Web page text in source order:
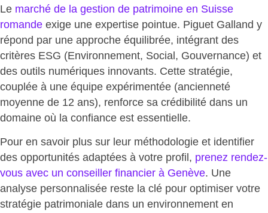
Le marché de la gestion de patrimoine en Suisse
romande exige une expertise pointue. Piguet Galland y
répond par une approche équilibrée, intégrant des
critères ESG (Environnement, Social, Gouvernance) et
des outils numériques innovants. Cette stratégie,
couplée à une équipe expérimentée (ancienneté
moyenne de 12 ans), renforce sa crédibilité dans un
domaine où la confiance est essentielle.
Pour en savoir plus sur leur méthodologie et identifier
des opportunités adaptées à votre profil, prenez rendez-
vous avec un conseiller financier à Genève. Une
analyse personnalisée reste la clé pour optimiser votre
stratégie patrimoniale dans un environnement en